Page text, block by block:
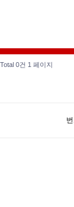
Total 0건 1 페이지